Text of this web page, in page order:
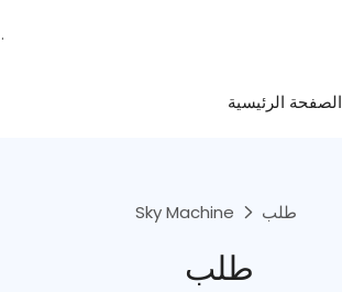
شركة متخصصة في تصنيع حلول ومعدات التعبئة والتغليف السائلة المتكاملة.
الصفحة الرئيسية
Sky Machine طلب
طلب